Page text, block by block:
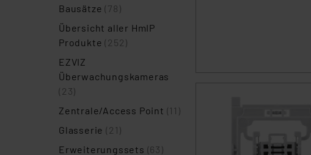
Bausätze(78)
Übersicht aller HmIP
Produkte(252)
EZVIZ
Überwachungskameras
(23)
Zentrale/Access Point (11)
Glasserie (21)
Erweiterungssets (63)